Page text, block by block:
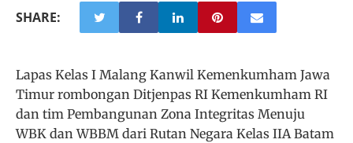
SHARE:
Lapas Kelas I Malang Kanwil Kemenkumham Jawa
Timur rombongan Ditjenpas RI Kemenkumham RI
dan tim Pembangunan Zona Integritas Menuju
WBK dan WBBM dari Rutan Negara Kelas IIA Batam